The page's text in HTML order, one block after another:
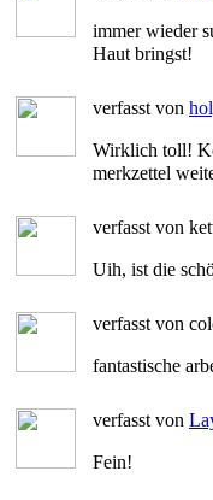
immer wieder
Haut bringst!
verfasst von
Wirklich toll!
merkzettel
verfasst von
Uih, ist die
verfasst von
fantastische
verfasst von
Fein!